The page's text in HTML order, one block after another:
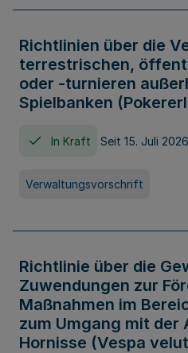
Richtlinien über die
terrestrischen,
oder -turnieren
Spielbanken
In Kraft Seit 15. Juli 2026
Verwaltungsvorschrift
Richtlinie über die
Zuwendungen zur
Maßnahmen im
zum Umgang mit der
Hornisse (Vespa